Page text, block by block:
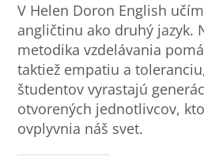
V Helen Doron English
angličtinu ako druhý jazyk.
metodika vzdelávania
taktiež empatiu a
študentov vyrastajú
otvorených jednotlivcov,
ovplyvnia náš svet.